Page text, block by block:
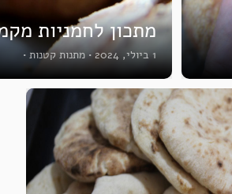
מתכון לחמניות
1 ביולי, 2024 • מתנות קטנות •